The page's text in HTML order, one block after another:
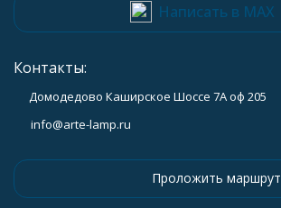
Написать в MAX
Контакты:
Домодедово Каширское Шоссе 7А оф 205
info@arte-lamp.ru
Проложить маршрут